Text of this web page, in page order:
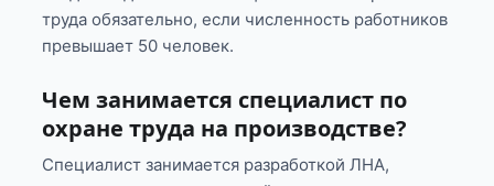
труда обязательно, если численность работников
превышает 50 человек.
Чем занимается специалист по
охране труда на производстве?
Специалист занимается разработкой ЛНА,